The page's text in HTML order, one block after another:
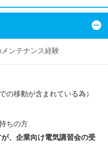
メンテナンス経験
の移動が含まれている為）
ちの方
、企業向け電気講習会の受